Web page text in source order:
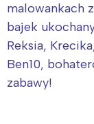
malowankach
bajek
Reksia,
Ben10,
zabawy!